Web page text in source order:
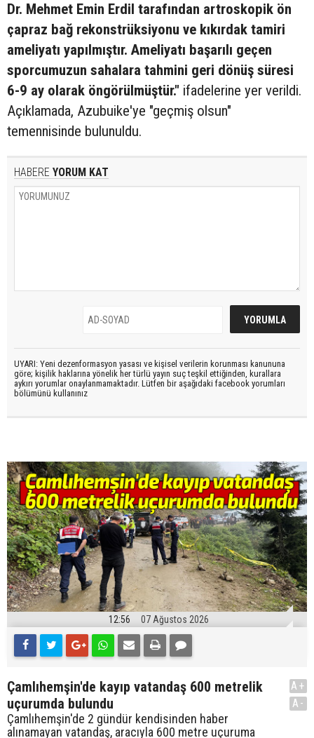
Dr. Mehmet Emin Erdil tarafından artroskopik ön
çapraz bağ rekonstrüksiyonu ve kıkırdak tamiri
ameliyatı yapılmıştır. Ameliyatı başarılı geçen
sporcumuzun sahalara tahmini geri dönüş süresi
6-9 ay olarak öngörülmüştür." ifadelerine yer verildi.
Açıklamada, Azubuike'ye "geçmiş olsun"
temennisinde bulunuldu.
HABERE YORUM KAT
UYARI: Yeni dezenformasyon yasası ve kişisel verilerin korunması kanununa
göre; kişilik haklarına yönelik her türlü yayın suç teşkil ettiğinden, kurallara
aykırı yorumlar onaylanmamaktadır. Lütfen bir aşağıdaki facebook yorumları
bölümünü kullanınız
12:56 07 Ağustos 2026
Çamlıhemşin'de kayıp vatandaş 600 metrelik
uçurumda bulundu
Çamlıhemşin'de 2 gündür kendisinden haber
alınamayan vatandaş, aracıyla 600 metre uçuruma
A+
A-